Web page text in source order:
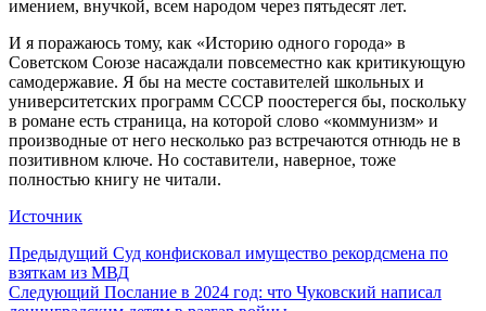
имением, внучкой, всем народом через пятьдесят лет.
И я поражаюсь тому, как «Историю одного города» в
Советском Союзе насаждали повсеместно как критикующую
самодержавие. Я бы на месте составителей школьных и
университетских программ СССР поостерегся бы, поскольку
в романе есть страница, на которой слово «коммунизм» и
производные от него несколько раз встречаются отнюдь не в
позитивном ключе. Но составители, наверное, тоже
полностью книгу не читали.
Источник
Предыдущий Суд конфисковал имущество рекордсмена по
взяткам из МВД
Следующий Послание в 2024 год: что Чуковский написал